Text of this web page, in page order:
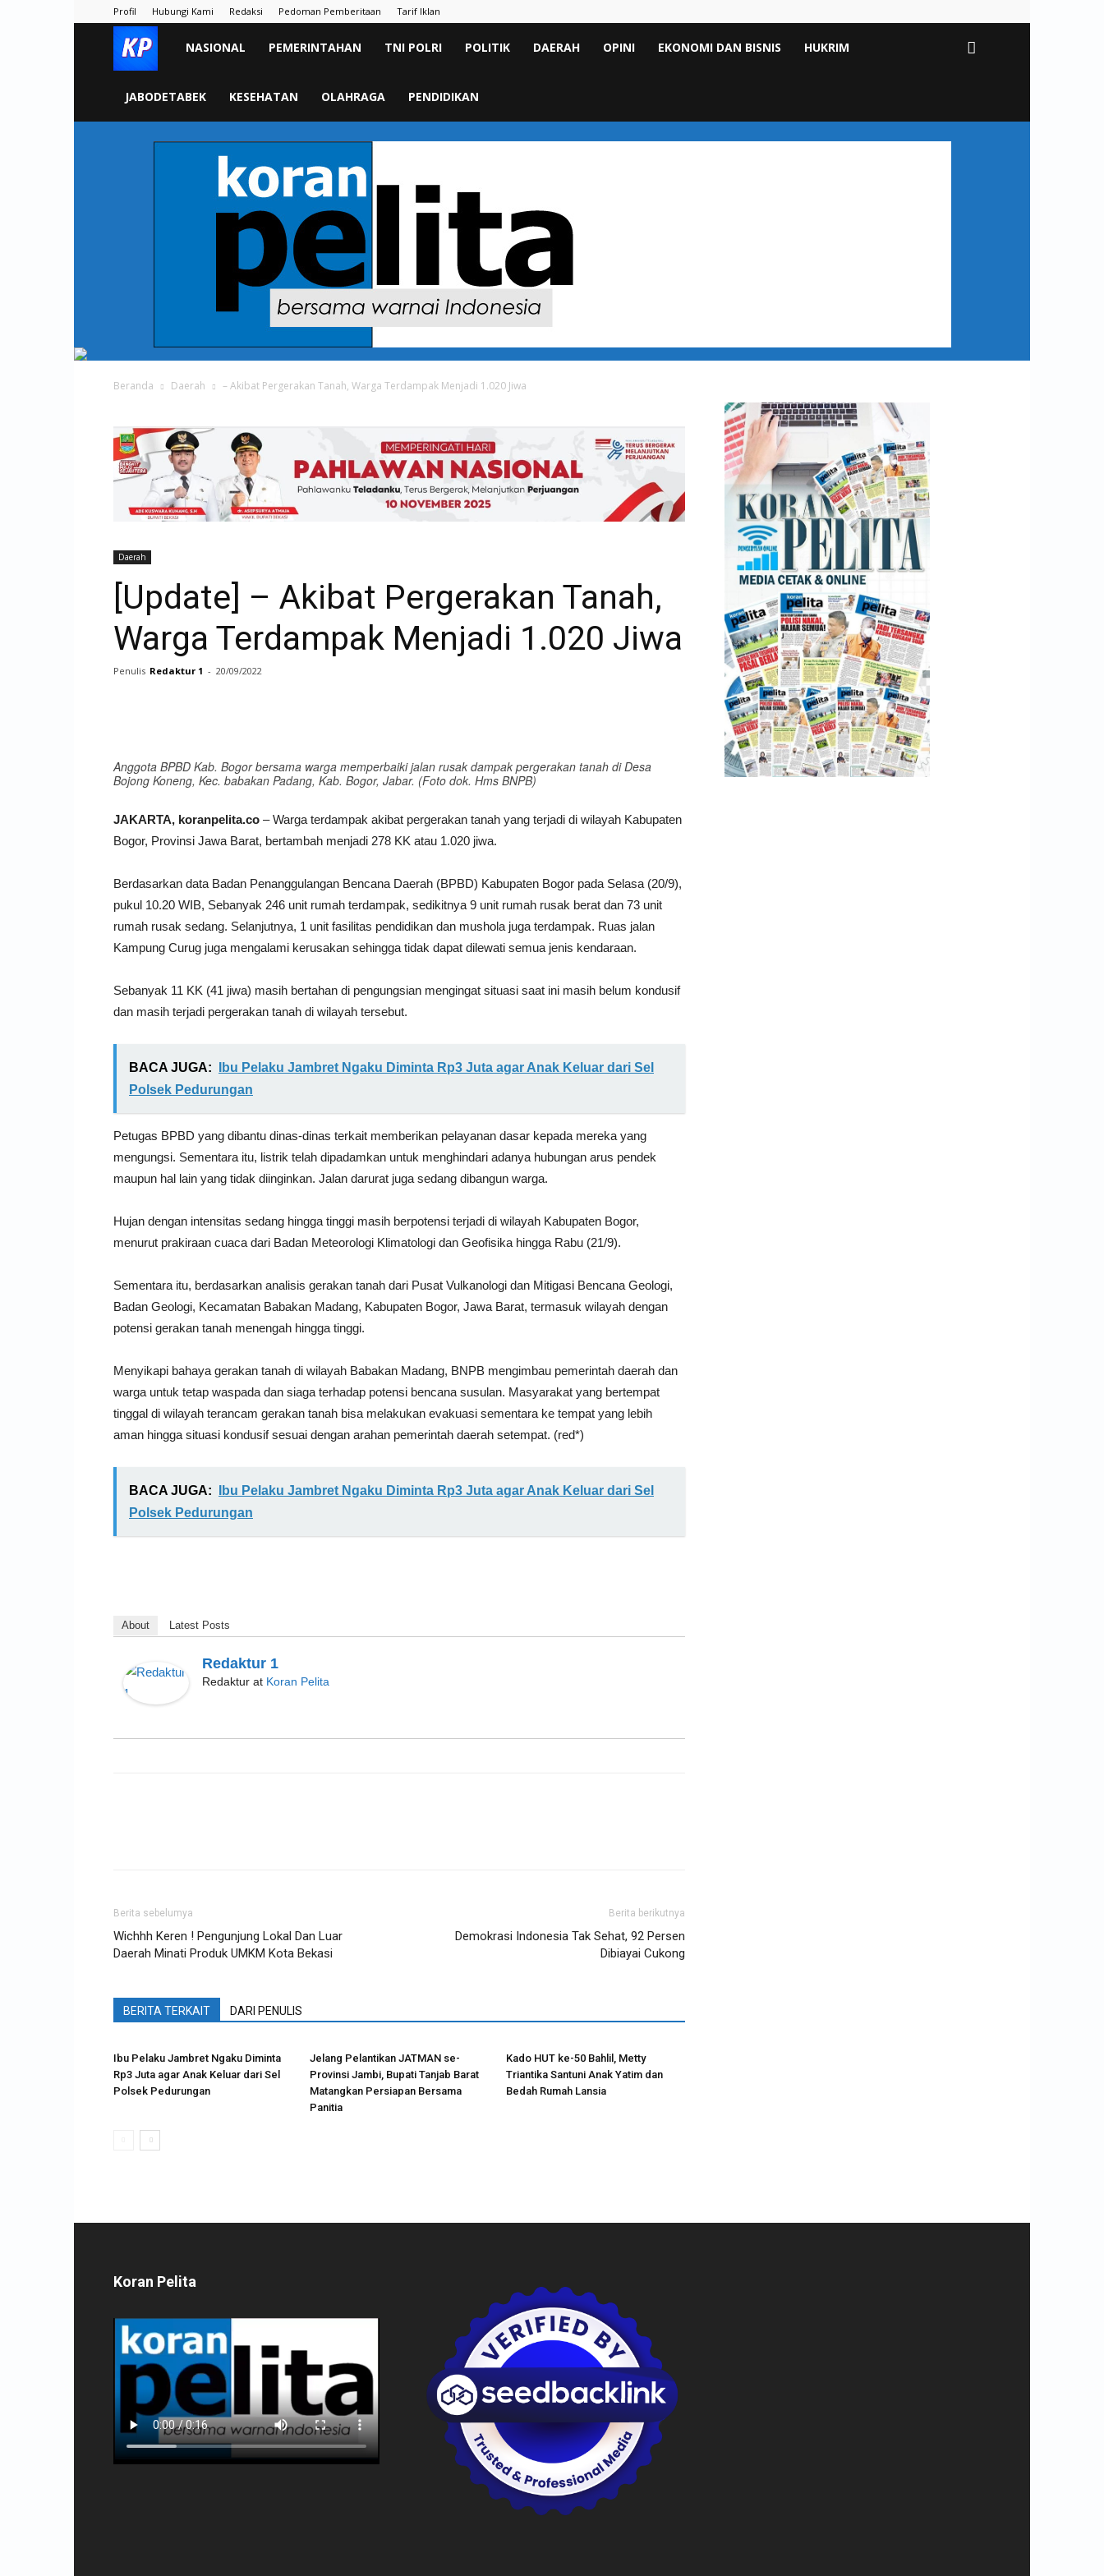
Profil Hubungi Kami Redaksi Pedoman Pemberitaan Tarif Iklan
KORAN
PELITA
NASIONAL PEMERINTAHAN TNI POLRI POLITIK DAERAH OPINI EKONOMI DAN BISNIS HUKRIM
JABODETABEK KESEHATAN OLAHRAGA PENDIDIKAN
Beranda Daerah – Akibat Pergerakan Tanah, Warga Terdampak Menjadi 1.020 Jiwa
Daerah
[Update] – Akibat Pergerakan Tanah,
Warga Terdampak Menjadi 1.020 Jiwa
Penulis Redaktur 1 - 20/09/2022
Anggota BPBD Kab. Bogor bersama warga memperbaiki jalan rusak dampak pergerakan tanah di Desa
Bojong Koneng, Kec. babakan Padang, Kab. Bogor, Jabar. (Foto dok. Hms BNPB)
JAKARTA, koranpelita.co – Warga terdampak akibat pergerakan tanah yang terjadi di wilayah Kabupaten
Bogor, Provinsi Jawa Barat, bertambah menjadi 278 KK atau 1.020 jiwa.
Berdasarkan data Badan Penanggulangan Bencana Daerah (BPBD) Kabupaten Bogor pada Selasa (20/9),
pukul 10.20 WIB, Sebanyak 246 unit rumah terdampak, sedikitnya 9 unit rumah rusak berat dan 73 unit
rumah rusak sedang. Selanjutnya, 1 unit fasilitas pendidikan dan mushola juga terdampak. Ruas jalan
Kampung Curug juga mengalami kerusakan sehingga tidak dapat dilewati semua jenis kendaraan.
Sebanyak 11 KK (41 jiwa) masih bertahan di pengungsian mengingat situasi saat ini masih belum kondusif
dan masih terjadi pergerakan tanah di wilayah tersebut.
BACA JUGA:
Ibu Pelaku Jambret Ngaku Diminta Rp3 Juta agar Anak Keluar dari Sel
Polsek Pedurungan
Petugas BPBD yang dibantu dinas-dinas terkait memberikan pelayanan dasar kepada mereka yang
mengungsi. Sementara itu, listrik telah dipadamkan untuk menghindari adanya hubungan arus pendek
maupun hal lain yang tidak diinginkan. Jalan darurat juga sedang dibangun warga.
Hujan dengan intensitas sedang hingga tinggi masih berpotensi terjadi di wilayah Kabupaten Bogor,
menurut prakiraan cuaca dari Badan Meteorologi Klimatologi dan Geofisika hingga Rabu (21/9).
Sementara itu, berdasarkan analisis gerakan tanah dari Pusat Vulkanologi dan Mitigasi Bencana Geologi,
Badan Geologi, Kecamatan Babakan Madang, Kabupaten Bogor, Jawa Barat, termasuk wilayah dengan
potensi gerakan tanah menengah hingga tinggi.
Menyikapi bahaya gerakan tanah di wilayah Babakan Madang, BNPB mengimbau pemerintah daerah dan
warga untuk tetap waspada dan siaga terhadap potensi bencana susulan. Masyarakat yang bertempat
tinggal di wilayah terancam gerakan tanah bisa melakukan evakuasi sementara ke tempat yang lebih
aman hingga situasi kondusif sesuai dengan arahan pemerintah daerah setempat. (red*)
BACA JUGA:
Ibu Pelaku Jambret Ngaku Diminta Rp3 Juta agar Anak Keluar dari Sel
Polsek Pedurungan
About Latest Posts
Redaktur 1
Redaktur at Koran Pelita
Berita sebelumya
Wichhh Keren ! Pengunjung Lokal Dan Luar
Daerah Minati Produk UMKM Kota Bekasi
Berita berikutnya
Demokrasi Indonesia Tak Sehat, 92 Persen
Dibiayai Cukong
BERITA TERKAIT DARI PENULIS
Ibu Pelaku Jambret Ngaku Diminta
Rp3 Juta agar Anak Keluar dari Sel
Polsek Pedurungan
Jelang Pelantikan JATMAN se-
Provinsi Jambi, Bupati Tanjab Barat
Matangkan Persiapan Bersama
Panitia
Kado HUT ke-50 Bahlil, Metty
Triantika Santuni Anak Yatim dan
Bedah Rumah Lansia
Koran Pelita